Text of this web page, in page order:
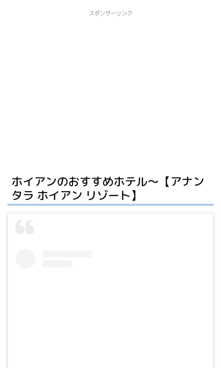
スポンサーリンク
ホイアンのおすすめホテル〜【アナン
タラ ホイアン リゾート】